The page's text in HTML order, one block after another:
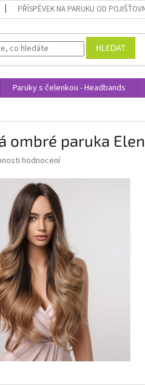
PŘÍSPĚVEK NA PARUKU OD
HLEDAT
Paruky s čelenkou - Headbands
ombré paruka
hodnocení